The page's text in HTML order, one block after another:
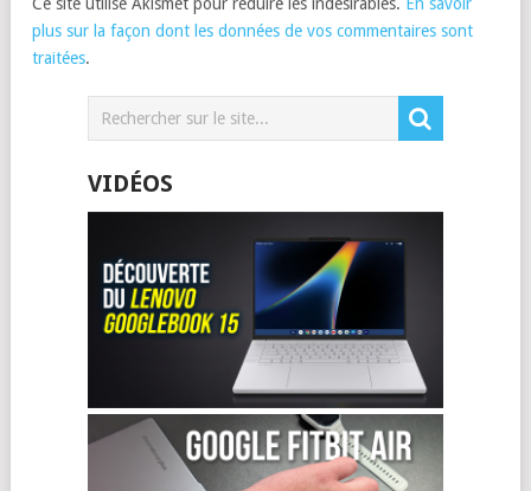
Ce site utilise Akismet pour réduire les indésirables. En savoir
plus sur la façon dont les données de vos commentaires sont
traitées.
VIDÉOS